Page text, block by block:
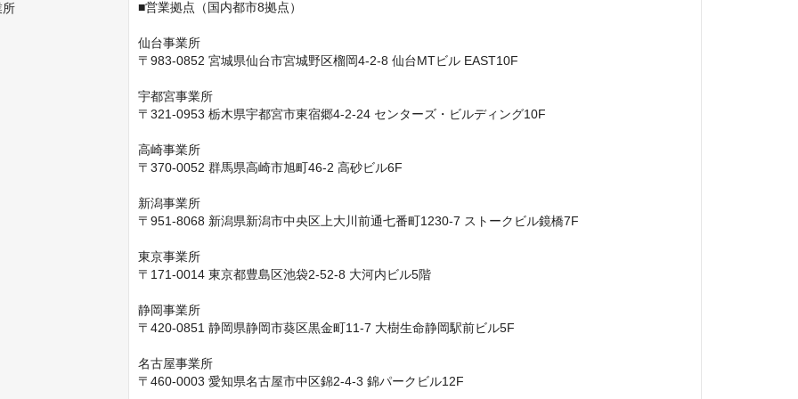
所 ■営業拠点（国内都市8拠点）
仙台事業所
〒983-0852 宮城県仙台市宮城野区榴岡4-2-8 仙台MTビル EAST10F
宇都宮事業所
〒321-0953 栃木県宇都宮市東宿郷4-2-24 センターズ・ビルディング10F
高崎事業所
〒370-0052 群馬県高崎市旭町46-2 高砂ビル6F
新潟事業所
〒951-8068 新潟県新潟市中央区上大川前通七番町1230-7 ストークビル鏡橋7F
東京事業所
〒171-0014 東京都豊島区池袋2-52-8 大河内ビル5階
静岡事業所
〒420-0851 静岡県静岡市葵区黒金町11-7 大樹生命静岡駅前ビル5F
名古屋事業所
〒460-0003 愛知県名古屋市中区錦2-4-3 錦パークビル12F